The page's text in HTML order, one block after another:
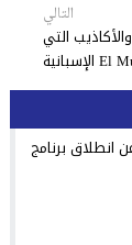
التالي
التي